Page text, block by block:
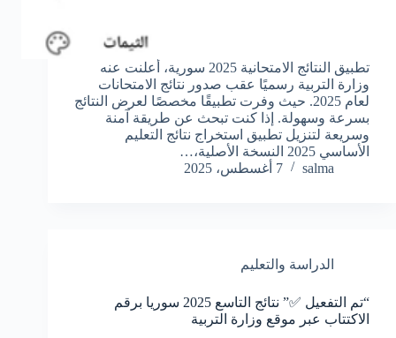
تطبيق النتائج الامتحانية 2025 سورية، أعلنت عنه
وزارة التربية رسميًا عقب صدور نتائج الامتحانات
لعام 2025. حيث وفرت تطبيقًا مخصصًا لعرض النتائج
بسرعة وسهولة. إذا كنت تبحث عن طريقة آمنة
وسريعة لتنزيل تطبيق استخراج نتائج التعليم
الأساسي 2025 النسخة الأصلية،…
salma
7 أغسطس، 2025
الدراسة والتعليم
“تم التفعيل ✅️” نتائج التاسع 2025 سوريا برقم
الاكتتاب عبر موقع وزارة التربية